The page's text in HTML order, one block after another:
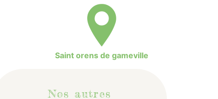
Saint orens de gameville
Nos autres